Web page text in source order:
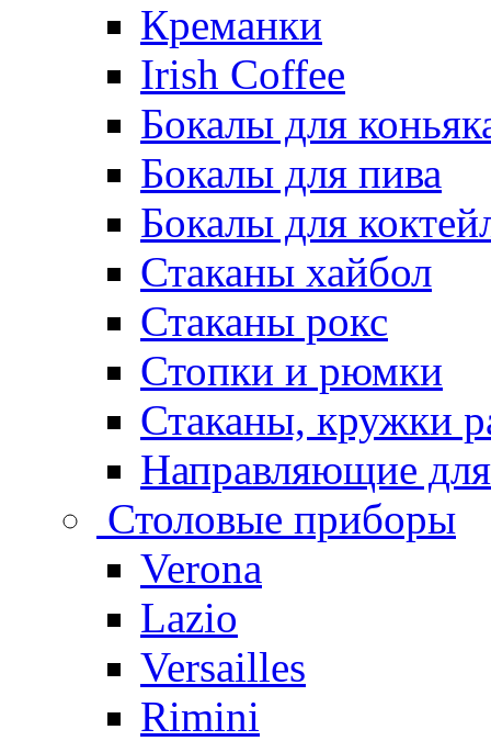
Креманки
Irish Coffee
Бокалы для
Бокалы для пива
Бокалы для
Стаканы хайбол
Стаканы рокс
Стопки и рюмки
Стаканы, кружки
Направляющие
Столовые приборы
Verona
Lazio
Versailles
Rimini